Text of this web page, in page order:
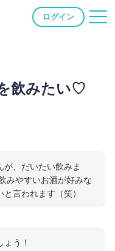
ログイン
飲みたい♡
が、だいたい飲みま
みやすいお酒が好みな
言われます（笑）
う！